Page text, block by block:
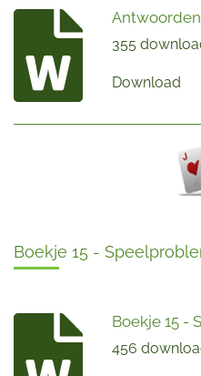
355
Download
Boekje 15 -
Boekje 15 -
456